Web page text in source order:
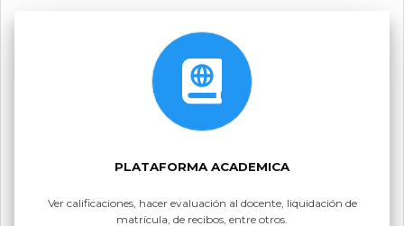
PLATAFORMA ACADEMICA
Ver calificaciones, hacer evaluación al docente, liquidación de
matrícula, de recibos, entre otros.